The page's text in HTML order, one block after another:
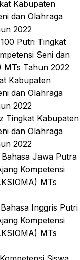
Kabupaten
dan Olahraga
2022
Putri Tingkat
Seni dan
MTs Tahun 2022
Kabupaten
dan Olahraga
2022
Tingkat Kabupaten
dan Olahraga
2022
Jawa Putra
Kompetensi
MTs
Inggris Putri
Kompetensi
MTs